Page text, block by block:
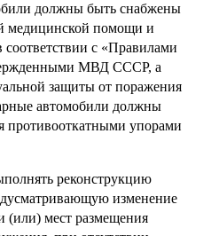
должны быть снабжены
медицинской помощи и
соответствии с «Правилами
МВД СССР, а
защиты от поражения
автомобили должны
противооткатными упорами
реконструкцию
изменение
(или) мест размещения